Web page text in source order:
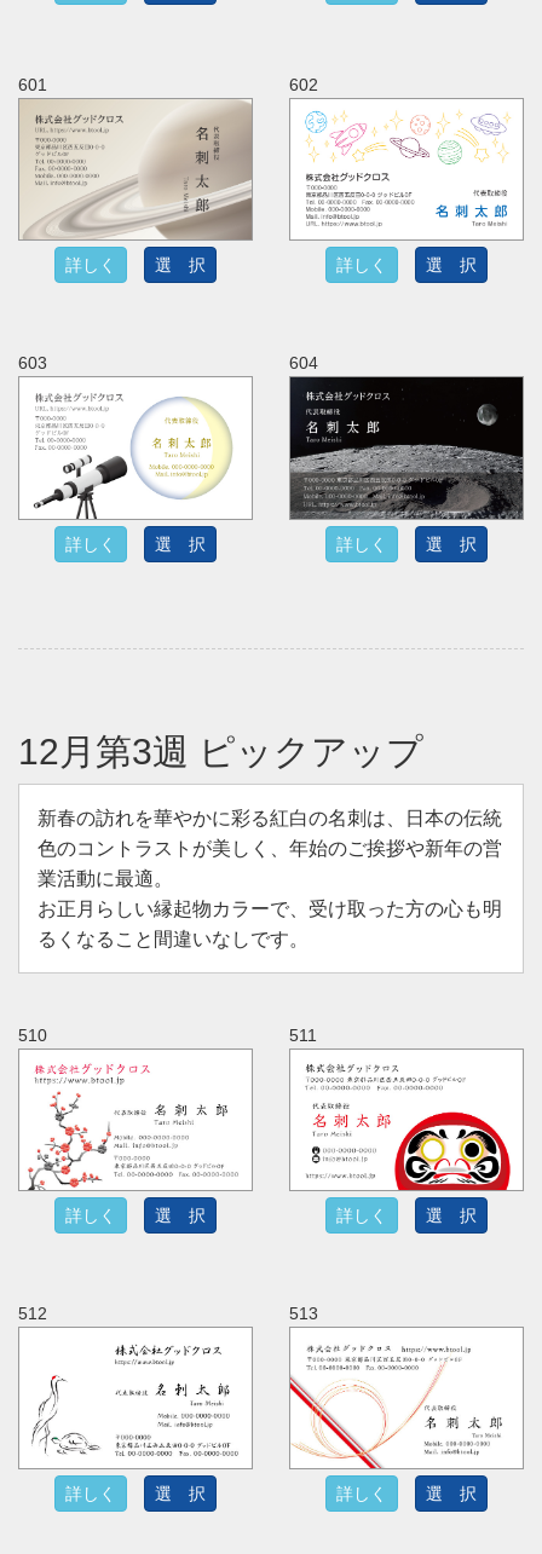
601
詳しく 選 択
602
詳しく 選 択
603
詳しく 選 択
604
詳しく 選 択
12月第3週 ピックアップ
新春の訪れを華やかに彩る紅白の名刺は、日本の伝統
色のコントラストが美しく、年始のご挨拶や新年の営
業活動に最適。
お正月らしい縁起物カラーで、受け取った方の心も明
るくなること間違いなしです。
510
詳しく 選 択
511
詳しく 選 択
512
詳しく 選 択
513
詳しく 選 択